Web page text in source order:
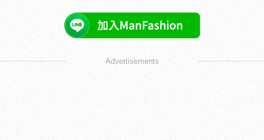
Advertisements